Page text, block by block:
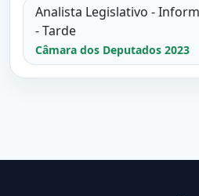
Analista Legislativo -
- Tarde
Câmara dos Deputados 2023